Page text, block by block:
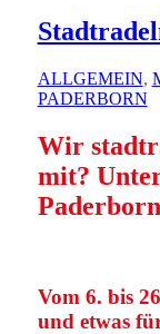
ALLGEMEIN,
PADERBORN
Wir
mit?
Vom 6. bis
und etwas